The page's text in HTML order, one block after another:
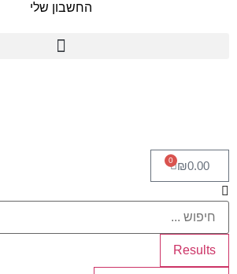
החשבון שלי
₪0.00
0
Results